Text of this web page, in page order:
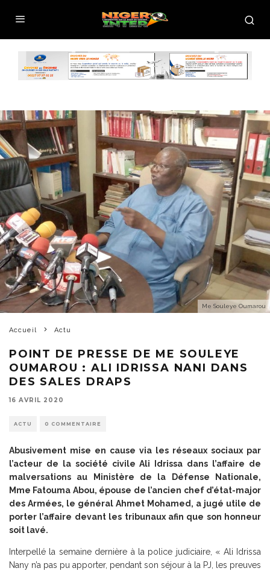
Me Souleye Oumarou
Accueil Actu
POINT DE PRESSE DE ME SOULEYE
OUMAROU : ALI IDRISSA NANI DANS
DES SALES DRAPS
16 AVRIL 2020
ACTU 0 COMMENTAIRE
Abusivement mise en cause via les réseaux sociaux par
l’acteur de la société civile Ali Idrissa dans l’affaire de
malversations au Ministère de la Défense Nationale,
Mme Fatouma Abou, épouse de l’ancien chef d’état-major
des Armées, le général Ahmet Mohamed, a jugé utile de
porter l’affaire devant les tribunaux afin que son honneur
soit lavé.
Interpellé la semaine dernière à la police judiciaire, « Ali Idrissa
Nany n’a pas pu apporter, pendant son séjour à la PJ, les preuves